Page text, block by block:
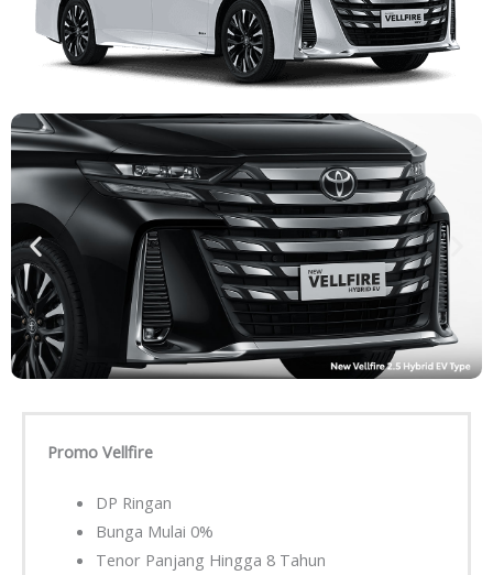
Promo Vellfire
DP Ringan
Bunga Mulai 0%
Tenor Panjang Hingga 8 Tahun